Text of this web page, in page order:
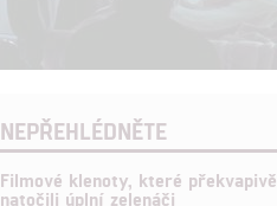
NEPŘEHLÉDNĚTE
Filmové klenoty, které překvapivě
natočili úplní zelenáči